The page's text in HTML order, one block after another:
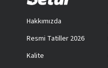
Hakkımızda
Resmi Tatiller 2026
Kalite